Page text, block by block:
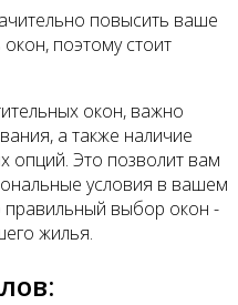
повысить ваше
поэтому стоит
окон, важно
а также наличие
опций. Это позволит вам
условия в вашем
выбор окон -
жилья.